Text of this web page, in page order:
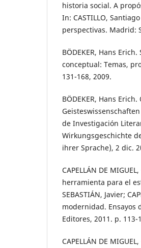
historia social. A
In: CASTILLO,
perspectivas. Madrid:
BÖDEKER, Hans
conceptual: Temas,
131-168, 2009.
BÖDEKER, Hans
de Investigación
Wirkungsgeschichte
ihrer Sprache), 2 dic.
CAPELLÁN DE
herramienta para el
SEBASTIÁN, Javier;
modernidad. Ensayos
Editores, 2011. p. 113-
CAPELLÁN DE